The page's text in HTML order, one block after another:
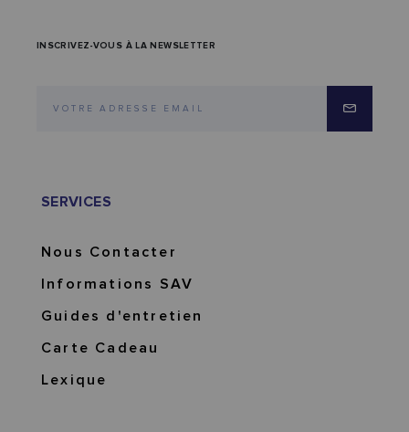
INSCRIVEZ-VOUS À LA NEWSLETTER
SERVICES
Nous Contacter
Informations SAV
Guides d'entretien
Carte Cadeau
Lexique